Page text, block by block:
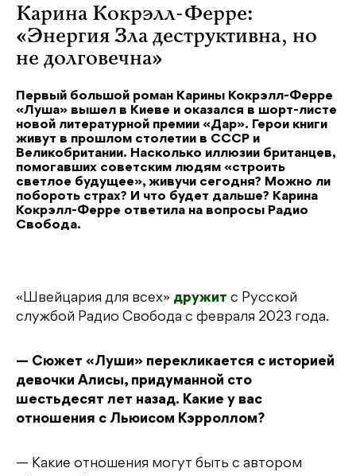
Карина Кокрэлл-Ферре:
«Энергия Зла деструктивна, но
не долговечна»
Первый большой роман Карины Кокрэлл-Ферре
«Луша» вышел в Киеве и оказался в шорт-листе
новой литературной премии «Дар». Герои книги
живут в прошлом столетии в СССР и
Великобритании. Насколько иллюзии британцев,
помогавших советским людям «строить
светлое будущее», живучи сегодня? Можно ли
побороть страх? И что будет дальше? Карина
Кокрэлл-Ферре ответила на вопросы Радио
Свобода.
«Швейцария для всех» дружит с Русской
службой Радио Свобода с февраля 2023 года.
— Сюжет «Луши» перекликается с историей
девочки Алисы, придуманной сто
шестьдесят лет назад. Какие у вас
отношения с Льюисом Кэрроллом?
— Какие отношения могут быть с автором